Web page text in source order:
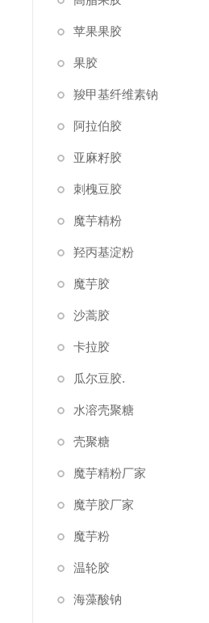
苹果果胶
果胶
羧甲基纤维素钠
阿拉伯胶
亚麻籽胶
刺槐豆胶
魔芋精粉
羟丙基淀粉
魔芋胶
沙蒿胶
卡拉胶
瓜尔豆胶.
水溶壳聚糖
壳聚糖
魔芋精粉厂家
魔芋胶厂家
魔芋粉
温轮胶
海藻酸钠